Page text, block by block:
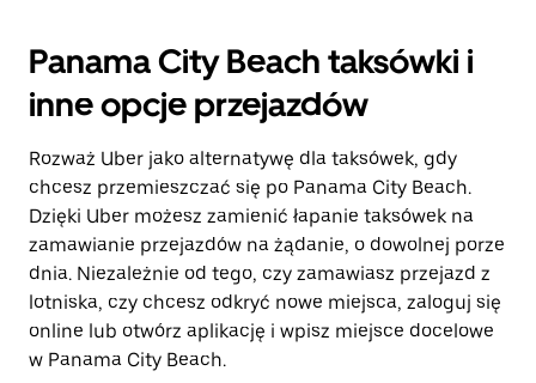
Panama City Beach taksówki i
inne opcje przejazdów
Rozważ Uber jako alternatywę dla taksówek, gdy
chcesz przemieszczać się po Panama City Beach.
Dzięki Uber możesz zamienić łapanie taksówek na
zamawianie przejazdów na żądanie, o dowolnej porze
dnia. Niezależnie od tego, czy zamawiasz przejazd z
lotniska, czy chcesz odkryć nowe miejsca, zaloguj się
online lub otwórz aplikację i wpisz miejsce docelowe
w Panama City Beach.